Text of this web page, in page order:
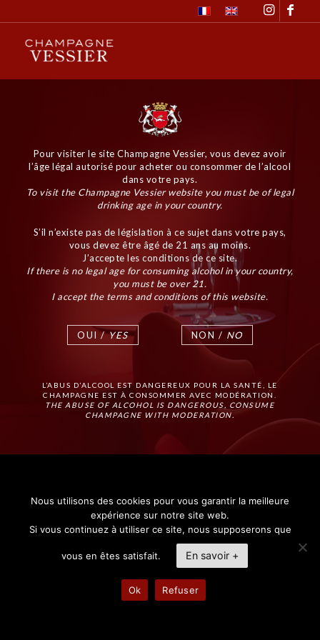
Pour visiter le site Champagne Vessier, vous devez avoir
l’âge légal autorisé pour acheter ou consommer de l’alcool
dans votre pays.
To visit the Champagne Vessier website you must be of legal
drinking age in your country.
S’il n’existe pas de législation à ce sujet dans votre pays,
vous devez être âgé de 21 ans au moins.
J’accepte les conditions de ce site.
If there is no legal age for consuming alcohol in your country,
you must be over 21.
I accept the terms and conditions of this website.
OUI /YES NON / NO
L’ABUS D’ALCOOL EST DANGEREUX POUR LA SANTÉ, LE
CHAMPAGNE EST À CONSOMMER AVEC MODÉRATION.
THE ABUSE OF ALCOHOL IS DANGEROUS, CONSUME
CHAMPAGNE WITH MODERATION.
Nous utilisons des cookies pour vous garantir la meilleure
expérience sur notre site web.
Si vous continuez à utiliser ce site, nous supposerons que
vous en êtes satisfait. En savoir +
Ok Refuser